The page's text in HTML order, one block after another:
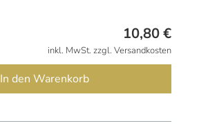
10,80€
inkl. MwSt. zzgl. Versandkosten
In den Warenkorb